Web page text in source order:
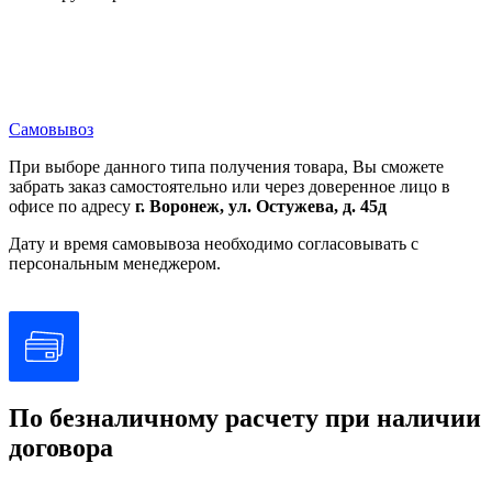
Самовывоз
При выборе данного типа получения товара, Вы сможете
забрать заказ самостоятельно или через доверенное лицо в
офисе по адресу г. Воронеж, ул. Остужева, д. 45д
Дату и время самовывоза необходимо согласовывать с
персональным менеджером.
По безналичному расчету при наличии
договора